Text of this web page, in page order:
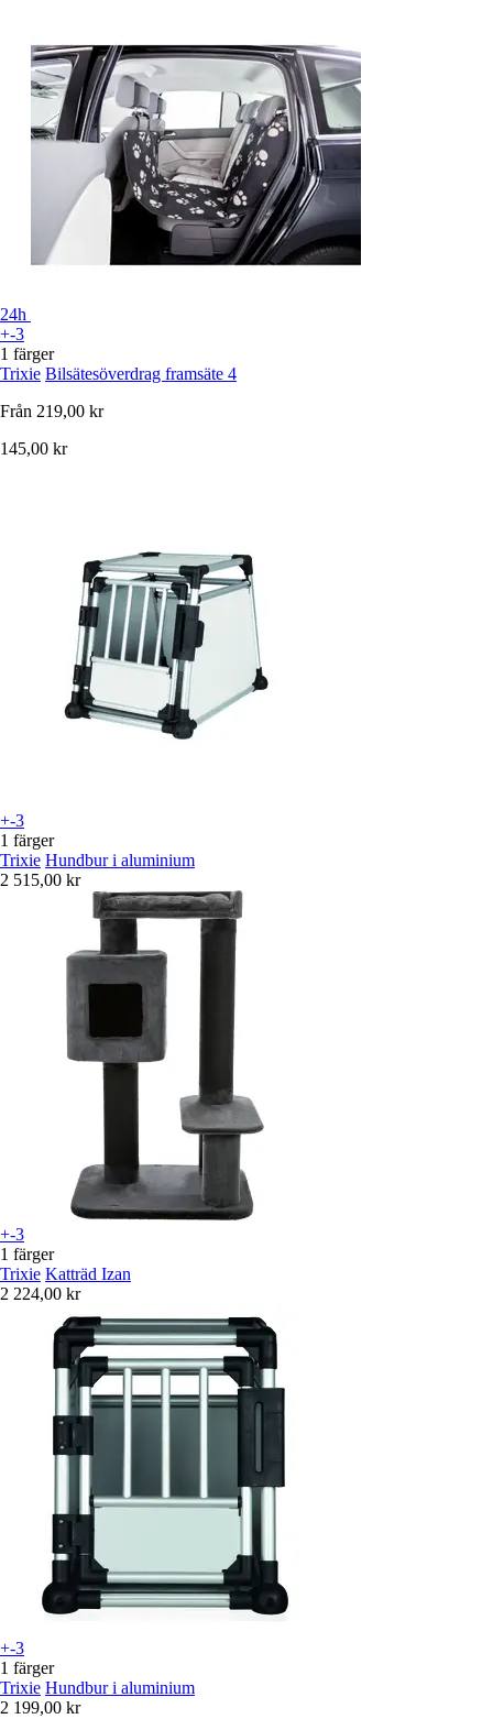
24h
+-3
1 färger
Trixie Bilsätesöverdrag framsäte 4
Från 219,00 kr
145,00 kr
+-3
1 färger
Trixie Hundbur i aluminium
2 515,00 kr
+-3
1 färger
Trixie Katträd Izan
2 224,00 kr
+-3
1 färger
Trixie Hundbur i aluminium
2 199,00 kr